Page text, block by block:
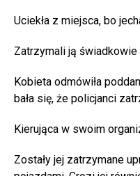
Uciekła z miejsca, bo
Zatrzymali ją
Kobieta odmówiła
bała się, że policjanci
Kierująca w swoim
Zostały jej zatrzymane